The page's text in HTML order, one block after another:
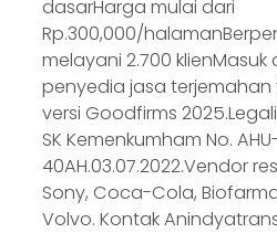
dasarHarga mulai dari
Rp.300,000/
melayani 2.700
penyedia jasa terjemahan
versi Goodfirms
SK Kemenkumham No.
40AH.03.07.2022.Vendor
Sony, Coca-Cola,
Volvo. Kontak